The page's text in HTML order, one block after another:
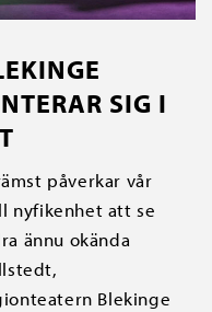
SIG I
påverkar vår
nyfikenhet att se
ännu okända
Blekinge